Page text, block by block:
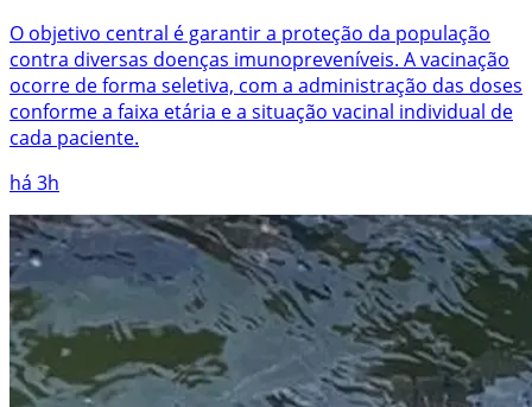
O objetivo central é garantir a proteção da população
contra diversas doenças imunopreveníveis. A vacinação
ocorre de forma seletiva, com a administração das doses
conforme a faixa etária e a situação vacinal individual de
cada paciente.
há 3h